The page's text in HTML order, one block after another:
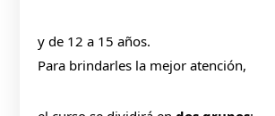
y de 12 a 15 años.
Para brindarles la mejor atención,